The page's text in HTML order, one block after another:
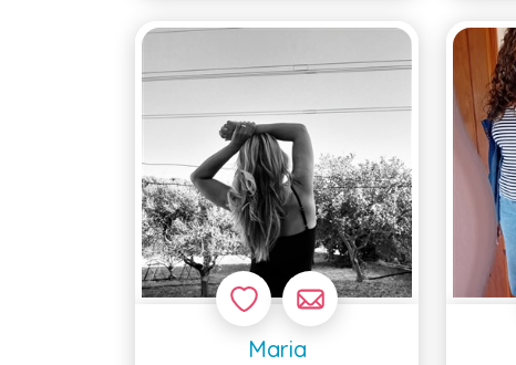
Maria